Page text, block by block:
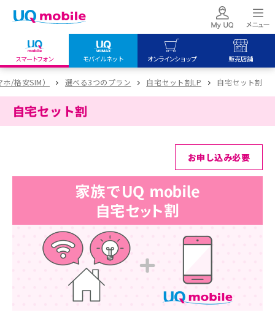
スマートフォン モバイルネット オンラインショップ 販売店舗
my UQ WiMAX
UQ WiMAX ご契約の方
My UQ mobile
UQ mobile
オンラインショップ
UQ WiMAX
UQ mobile
販売店舗
UQ WiMAX
/格安SIM） 選べる3つのプラン 自宅セット割LP 自宅セット割
自宅セット割
お申し込み必要